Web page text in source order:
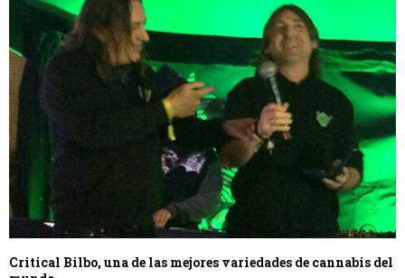
Critical Bilbo, una de las mejores variedades de cannabis del